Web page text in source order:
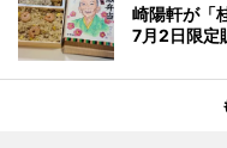
崎陽軒が「
7月2日限定